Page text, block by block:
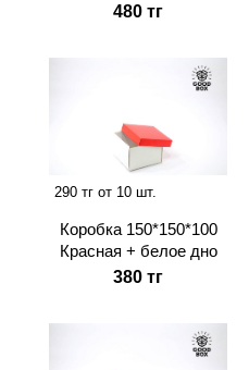
480 тг
290 тг от 10 шт.
Коробка 150*150*100
Красная + белое дно
380 тг